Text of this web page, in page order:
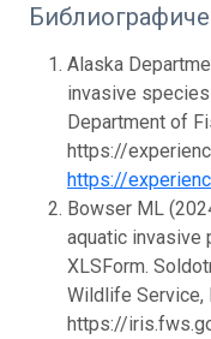
Alaska
invasive
Department of
https://
https://
Bowser ML
aquatic invasive
XLSForm.
Wildlife Service,
https://